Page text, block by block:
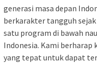
generasi masa depan
berkarakter tangguh
satu program di bawah
Indonesia. Kami berharap
yang tepat untuk dapat